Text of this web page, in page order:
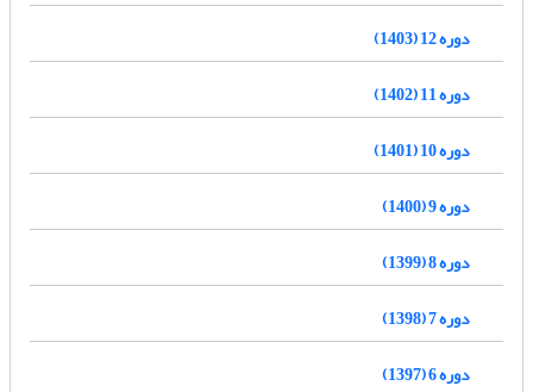
دوره 12 (1403)
دوره 11 (1402)
دوره 10 (1401)
دوره 9 (1400)
دوره 8 (1399)
دوره 7 (1398)
دوره 6 (1397)